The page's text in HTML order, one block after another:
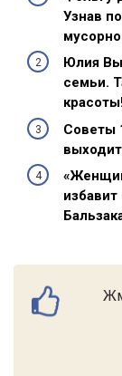
Узнав
Юлия
семьи.
Советы